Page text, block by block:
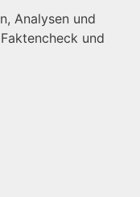
Analysen und
und